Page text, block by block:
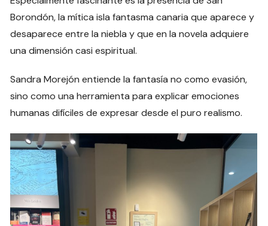
Borondón, la mítica isla fantasma canaria que aparece y
desaparece entre la niebla y que en la novela adquiere
una dimensión casi espiritual.
Sandra Morejón entiende la fantasía no como evasión,
sino como una herramienta para explicar emociones
humanas difíciles de expresar desde el puro realismo.